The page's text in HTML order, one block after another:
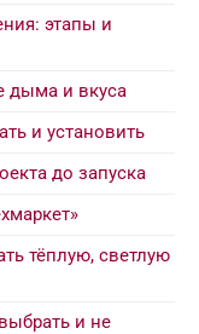
этапы и
дыма и вкуса
и установить
до запуска
тёплую, светлую
и не